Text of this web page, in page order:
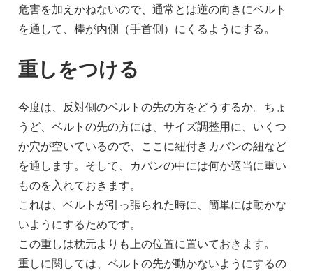
危害を加えかねないので、通常とは逆の向きにベルト
を通して、棒が内側（手首側）にくるようにする。
重しをつける
今度は、反対側のベルトの先の方をどうするか。ちょ
うど、ベルトの先の方には、サイズ調整用に、いくつ
か穴が空いているので、ここに紐付きカバンの紐など
を通します。そして、カバンの中には何か適当に重い
ものを入れておきます。
これは、ベルトが引っ張られた時に、簡単には動かな
いようにするためです。
この重しは枕元よりも上の位置に置いておきます。
重しに関しては、ベルトの先が動かないようにするの